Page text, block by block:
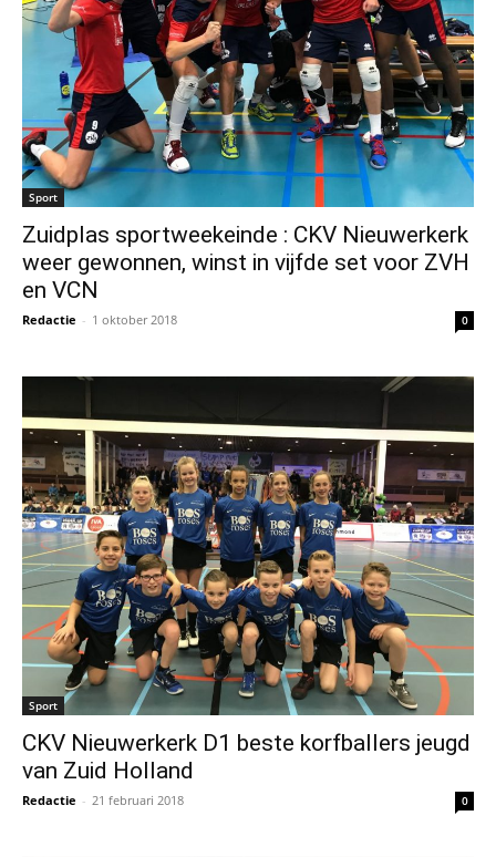
Sport
Zuidplas sportweekeinde : CKV Nieuwerkerk
weer gewonnen, winst in vijfde set voor ZVH
en VCN
Redactie - 1 oktober 2018 0
Sport
CKV Nieuwerkerk D1 beste korfballers jeugd
van Zuid Holland
Redactie - 21 februari 2018 0